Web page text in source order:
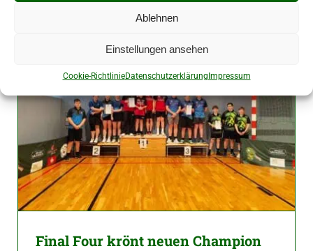
Ablehnen
Einstellungen ansehen
Cookie-RichtlinieDatenschutzerklärung Impressum
Final Four krönt neuen Champion